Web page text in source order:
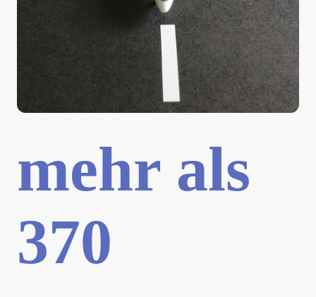
mehr als
370